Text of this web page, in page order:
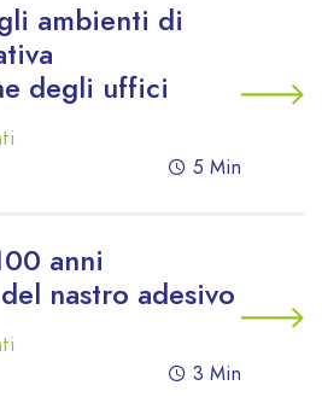
ambienti di
degli uffici
5 Min
anni
nastro adesivo
3 Min